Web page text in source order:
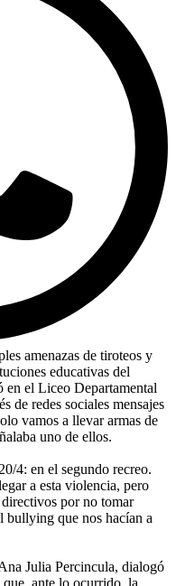
amenazas de tiroteos y
educativas del
en el Liceo Departamental
de redes sociales mensajes
vamos a llevar armas de
uno de ellos.
4: en el segundo recreo.
a esta violencia, pero
por no tomar
bullying que nos hacían a
Julia Percincula, dialogó
ante lo ocurrido, la